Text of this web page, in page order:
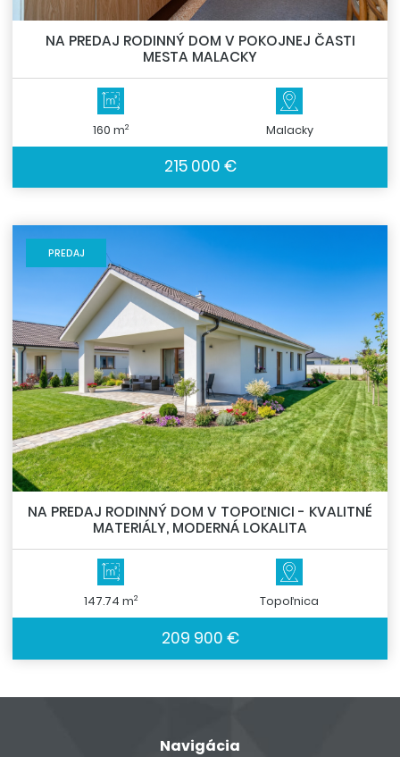
NA PREDAJ RODINNÝ DOM V POKOJNEJ ČASTI
MESTA MALACKY
160 m2 Malacky
215 000 €
PREDAJ
NA PREDAJ RODINNÝ DOM V TOPOĽNICI - KVALITNÉ
MATERIÁLY, MODERNÁ LOKALITA
147.74 m2 Topoľnica
209 900 €
Navigácia